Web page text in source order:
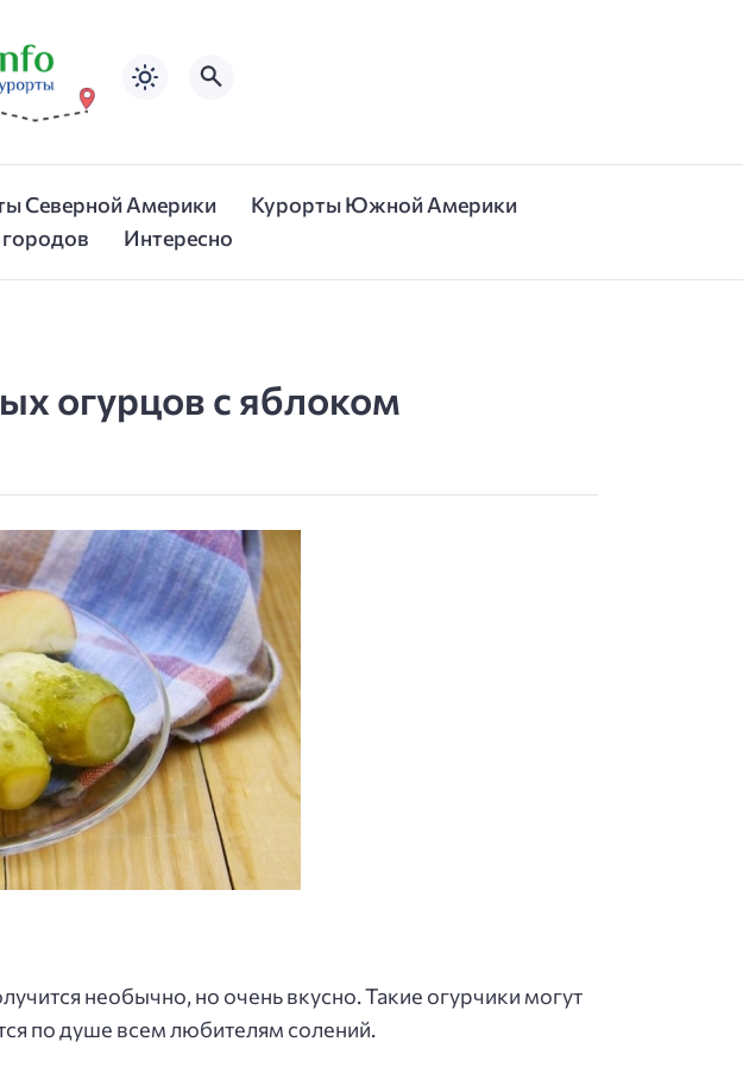
Северной Америки
Курорты Южной Америки
Интересно
огурцов с яблоком
необычно, но очень вкусно. Такие огурчики могут
по душе всем любителям солений.